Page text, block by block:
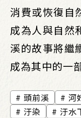
消費或恢復自
成為人與自然
溪的故事將繼
成為其中的一
頭前溪 河
汙染
汙水